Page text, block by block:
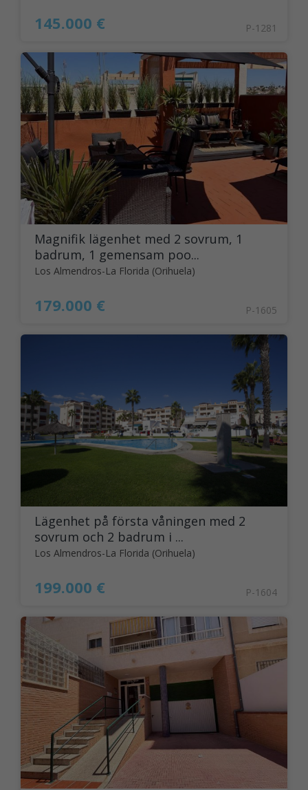
145.000 € P-1281
Magnifik lägenhet med 2 sovrum, 1
badrum, 1 gemensam poo...
Los Almendros-La Florida (Orihuela)
179.000 € P-1605
Lägenhet på första våningen med 2
sovrum och 2 badrum i ...
Los Almendros-La Florida (Orihuela)
199.000 € P-1604